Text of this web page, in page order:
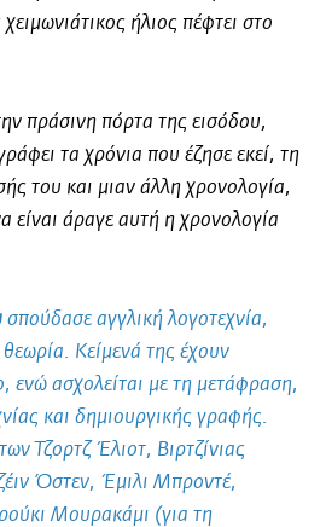
ήλιος πέφτει στο
πράσινη πόρτα της εισόδου,
τα χρόνια που έζησε εκεί, τη
του και µιαν άλλη χρονολογία,
είναι άραγε αυτή η χρονολογία
σπούδασε αγγλική λογοτεχνία,
Κείµενά της έχουν
ενώ ασχολείται µε τη µετάφραση,
και δημιουργικής γραφής.
Τζορτζ Έλιοτ, Βιρτζίνιας
Όστεν, Έµιλι Μπροντέ,
Μουρακάµι (για τη